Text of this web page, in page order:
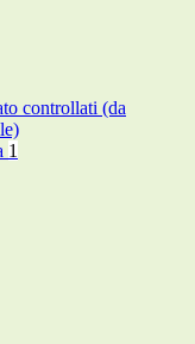
controllati (da
1